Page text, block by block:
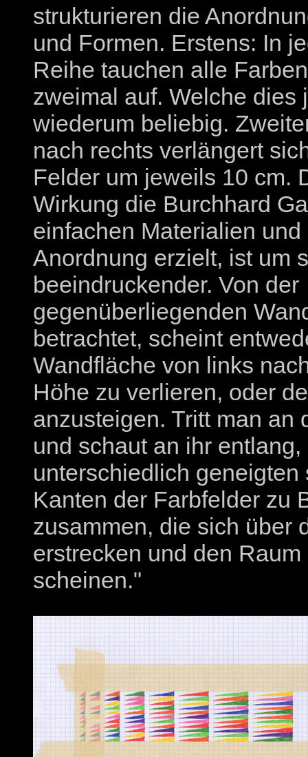
strukturieren die
und Formen. Erstens: In
Reihe tauchen alle
zweimal auf. Welche dies
wiederum beliebig.
nach rechts verlängert
Felder um jeweils 10 cm.
Wirkung die Burchhard
einfachen Materialien
Anordnung erzielt, ist um
beeindruckender. Von der
gegenüberliegenden
betrachtet, scheint
Wandfläche von links
Höhe zu verlieren, oder
anzusteigen. Tritt man an
und schaut an ihr
unterschiedlich geneigten
Kanten der Farbfelder zu
zusammen, die sich über
erstrecken und den
scheinen."